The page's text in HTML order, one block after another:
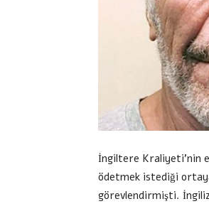
İngiltere Kraliyeti’nin
ödetmek istediği ortaya
görevlendirmişti.